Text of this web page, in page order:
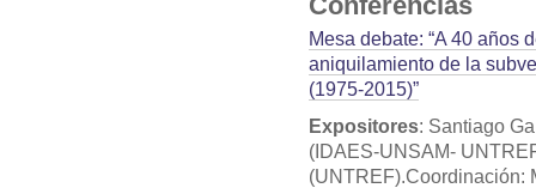
Mesa debate: “A 40 años
aniquilamiento de la
(1975-2015)”
Expositores: Santiago
(IDAES-UNSAM-
(UNTREF).Coordinación: